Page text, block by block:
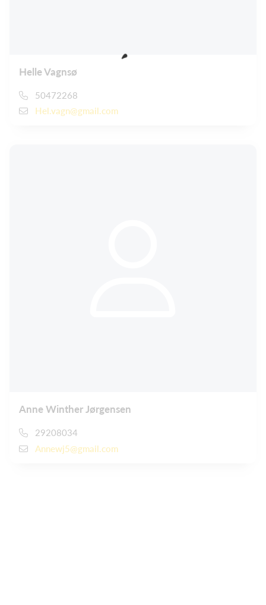
Helle Vagnsø
50472268
Hel.vagn@gmail.com
Anne Winther Jørgensen
29208034
Annewj5@gmail.com